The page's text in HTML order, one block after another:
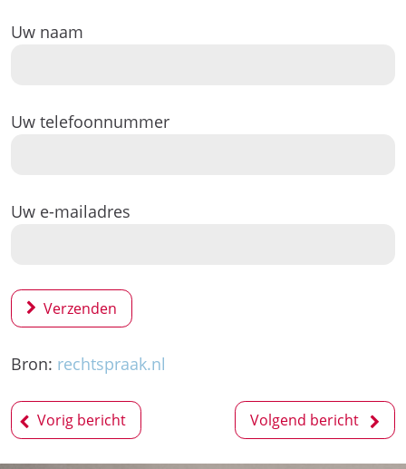
Uw naam
Uw telefoonnummer
Uw e-mailadres
Verzenden
Bron: rechtspraak.nl
Bericht
navigatie
Vorig bericht Volgend bericht